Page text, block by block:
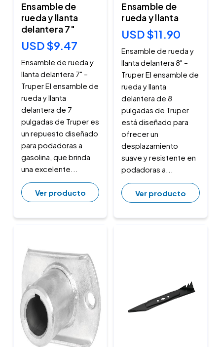
Ensamble de
rueda y llanta
delantera 7"
USD $9.47
Ensamble de rueda y
llanta delantera 7" –
Truper El ensamble de
rueda y llanta
delantera de 7
pulgadas de Truper es
un repuesto diseñado
para podadoras a
gasolina, que brinda
una excelente...
Ver producto
Ensamble de
rueda y llanta
USD $11.90
Ensamble de rueda y
llanta delantera 8" –
Truper El ensamble de
rueda y llanta
delantera de 8
pulgadas de Truper
está diseñado para
ofrecer un
desplazamiento
suave y resistente en
podadoras a...
Ver producto